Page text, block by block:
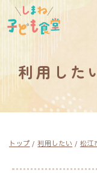
このページの本文へ
利用した
現
の
トップ /利用したい / 松江